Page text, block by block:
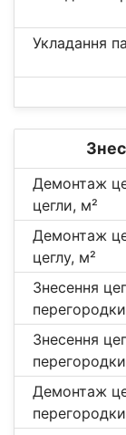
Укладання
Демонтаж
цегли, м²
Демонтаж
цеглу, м²
Знесення
Знесення
Демонтаж